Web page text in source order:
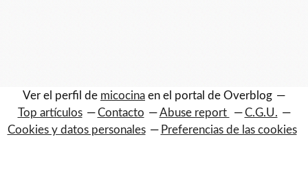
Ver el perfil de micocina en el portal de Overblog
Top artículos
Contacto Abuse report
C.G.U.
Cookies y datos personales
Preferencias de las cookies